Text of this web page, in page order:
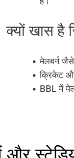
क्यों खास है
मेलबर्न
क्रिकेट
BBL में